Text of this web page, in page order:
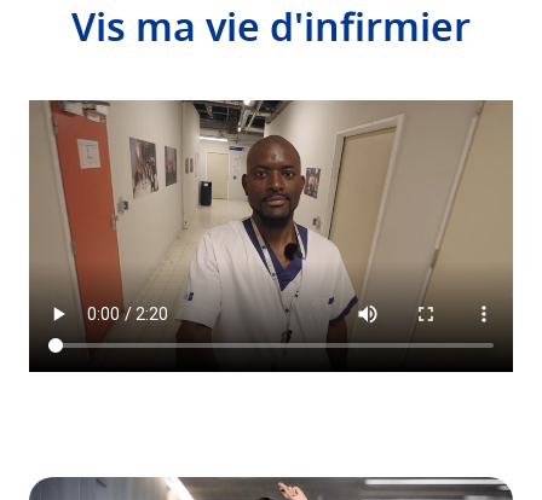
Vis ma vie d'infirmier